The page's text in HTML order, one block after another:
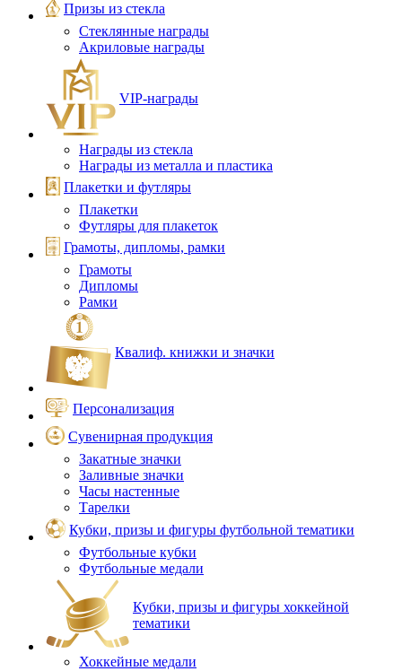
Призы из стекла
Стеклянные награды
Акриловые награды
VIP‑награды
Награды из стекла
Награды из металла и пластика
Плакетки и футляры
Плакетки
Футляры для плакеток
Грамоты, дипломы, рамки
Грамоты
Дипломы
Рамки
Квалиф. книжки и значки
Персонализация
Сувенирная продукция
Закатные значки
Заливные значки
Часы настенные
Тарелки
Кубки, призы и фигуры футбольной тематики
Футбольные кубки
Футбольные медали
Кубки, призы и фигуры хоккейной
тематики
Хоккейные медали